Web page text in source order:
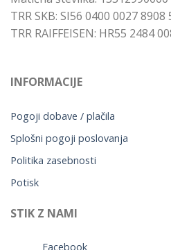
TRR SKB: SI56 0400 0027 8908
TRR RAIFFEISEN: HR55 2484
INFORMACIJE
Pogoji dobave / plačila
Splošni pogoji poslovanja
Politika zasebnosti
Potisk
STIK Z NAMI
Facebook